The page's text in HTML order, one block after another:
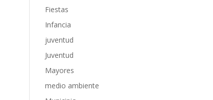
Fiestas
Infancia
juventud
Juventud
Mayores
medio ambiente